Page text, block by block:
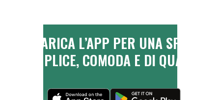
SCARICA L’APP PER UNA SPESA
SEMPLICE, COMODA E DI QUALITÀ